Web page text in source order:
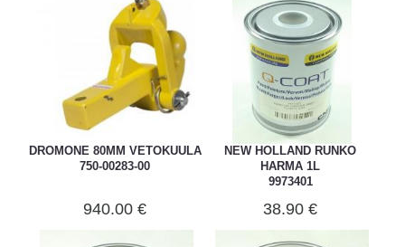
DROMONE 80MM VETOKUULA
750-00283-00
940.00 €
NEW HOLLAND RUNKO
HARMA 1L
9973401
38.90 €